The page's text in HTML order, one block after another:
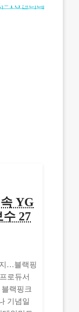
YG
27
…블랙핑
로듀서
랙핑크
기념일